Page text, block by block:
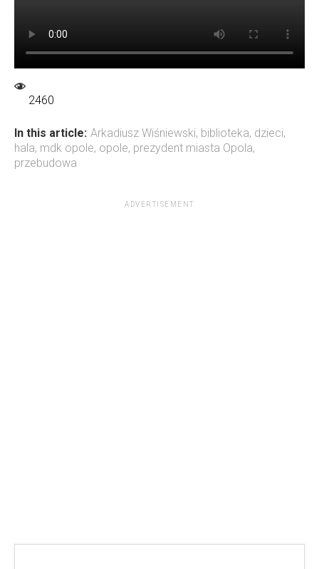
2460
In this article: Arkadiusz Wiśniewski, biblioteka, dzieci,
hala, mdk opole, opole, prezydent miasta Opola,
przebudowa
ADVERTISEMENT